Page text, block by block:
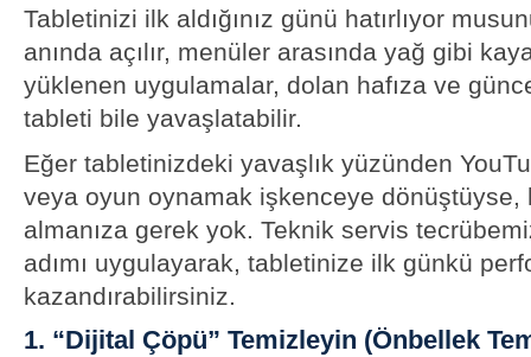
Tabletinizi ilk aldığınız günü hatırlıyor
anında açılır, menüler arasında yağ gibi
yüklenen uygulamalar, dolan hafıza ve
tableti bile yavaşlatabilir.
Eğer tabletinizdeki yavaşlık yüzünden
veya oyun oynamak işkenceye dönüştüyse,
almanıza gerek yok. Teknik servis
adımı uygulayarak, tabletinize ilk günkü
kazandırabilirsiniz.
1. “Dijital Çöpü” Temizleyin (Önbellek